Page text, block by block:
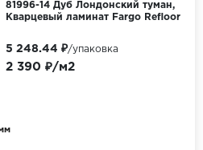
81996-14 Дуб Лондонский туман,
Кварцевый ламинат Fargo Refloor
2 390 ₽/м2
5 248.44 ₽/упаковка